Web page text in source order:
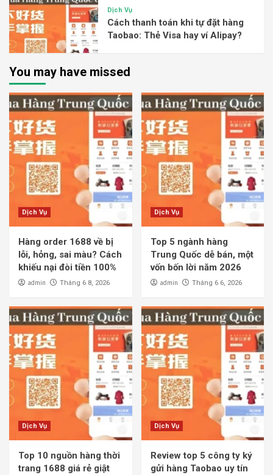
Dịch Vụ
Cách thanh toán khi tự đặt hàng
Taobao: Thẻ Visa hay ví Alipay?
You may have missed
Dịch Vụ
Hàng order 1688 về bị
lỗi, hỏng, sai màu? Cách
khiếu nại đòi tiền 100%
admin Tháng 6 8, 2026
Dịch Vụ
Top 5 ngành hàng
Trung Quốc dễ bán, một
vốn bốn lời năm 2026
admin Tháng 6 6, 2026
Dịch Vụ
Top 10 nguồn hàng thời
trang 1688 giá rẻ giật
Dịch Vụ
Review top 5 công ty ký
gửi hàng Taobao uy tín